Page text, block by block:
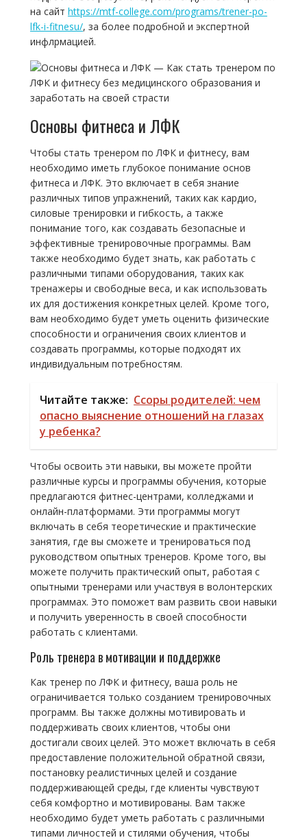
на сайт https://mtf-college.com/programs/trener-po-
lfk-i-fitnesu/, за более подробной и экспертной
инфлрмацией.
Основы фитнеса и ЛФК
Чтобы стать тренером по ЛФК и фитнесу, вам
необходимо иметь глубокое понимание основ
фитнеса и ЛФК. Это включает в себя знание
различных типов упражнений, таких как кардио,
силовые тренировки и гибкость, а также
понимание того, как создавать безопасные и
эффективные тренировочные программы. Вам
также необходимо будет знать, как работать с
различными типами оборудования, таких как
тренажеры и свободные веса, и как использовать
их для достижения конкретных целей. Кроме того,
вам необходимо будет уметь оценить физические
способности и ограничения своих клиентов и
создавать программы, которые подходят их
индивидуальным потребностям.
Читайте также: Ссоры родителей: чем
опасно выяснение отношений на глазах
у ребенка?
Чтобы освоить эти навыки, вы можете пройти
различные курсы и программы обучения, которые
предлагаются фитнес-центрами, колледжами и
онлайн-платформами. Эти программы могут
включать в себя теоретические и практические
занятия, где вы сможете и тренироваться под
руководством опытных тренеров. Кроме того, вы
можете получить практический опыт, работая с
опытными тренерами или участвуя в волонтерских
программах. Это поможет вам развить свои навыки
и получить уверенность в своей способности
работать с клиентами.
Роль тренера в мотивации и поддержке
Как тренер по ЛФК и фитнесу, ваша роль не
ограничивается только созданием тренировочных
программ. Вы также должны мотивировать и
поддерживать своих клиентов, чтобы они
достигали своих целей. Это может включать в себя
предоставление положительной обратной связи,
постановку реалистичных целей и создание
поддерживающей среды, где клиенты чувствуют
себя комфортно и мотивированы. Вам также
необходимо будет уметь работать с различными
типами личностей и стилями обучения, чтобы